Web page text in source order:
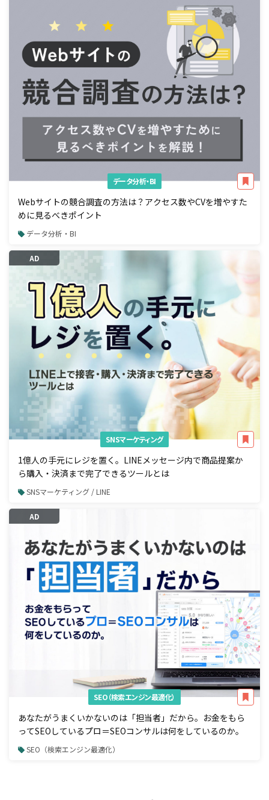
データ分析・BI
Webサイトの競合調査の方法は？アクセス数やCVを増やすた
めに見るべきポイント
データ分析・BI
AD
SNSマーケティング
1億人の手元にレジを置く。LINEメッセージ内で商品提案か
ら購入・決済まで完了できるツールとは
SNSマーケティング / LINE
AD
SEO（検索エンジン最適化）
あなたがうまくいかないのは「担当者」だから。お金をもら
ってSEOしているプロ＝SEOコンサルは何をしているのか。
SEO（検索エンジン最適化）